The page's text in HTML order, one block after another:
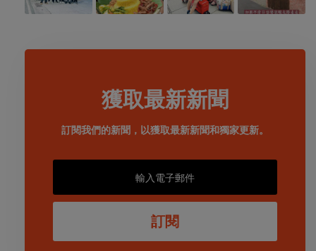
獲取最新新聞
訂閱我們的新聞，以獲取最新新聞和獨家更新。
訂閱